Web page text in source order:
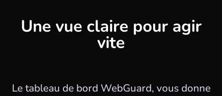
Une vue claire pour agir
vite
Le tableau de bord WebGuard, vous donne